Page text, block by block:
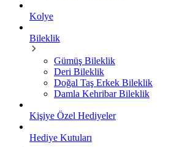
Kolye
Bileklik
Gümüş Bileklik
Deri Bileklik
Doğal Taş Erkek Bileklik
Damla Kehribar Bileklik
Kişiye Özel Hediyeler
Hediye Kutuları